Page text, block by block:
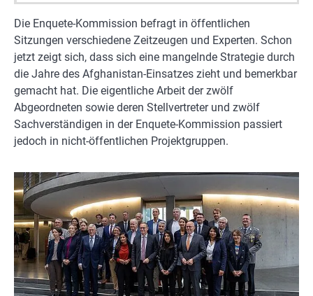
Die Enquete-Kommission befragt in öffentlichen
Sitzungen verschiedene Zeitzeugen und Experten. Schon
jetzt zeigt sich, dass sich eine mangelnde Strategie durch
die Jahre des Afghanistan-Einsatzes zieht und bemerkbar
gemacht hat. Die eigentliche Arbeit der zwölf
Abgeordneten sowie deren Stellvertreter und zwölf
Sachverständigen in der Enquete-Kommission passiert
jedoch in nicht-öffentlichen Projektgruppen.